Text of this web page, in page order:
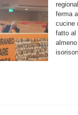
ferma
cucine
fatto al